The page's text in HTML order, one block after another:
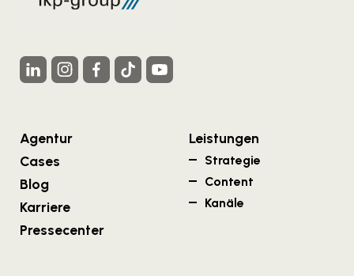
Agentur
Cases
Blog
Karriere
Pressecenter
Leistungen
Strategie
Content
Kanäle